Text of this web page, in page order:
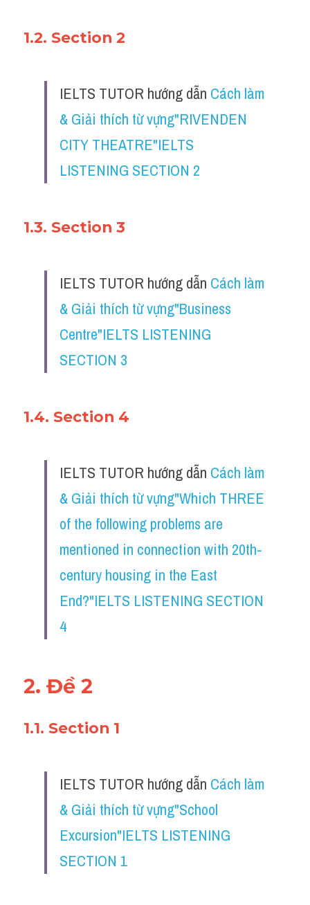
1.2. Section 2
IELTS TUTOR hướng dẫn Cách làm
& Giải thích từ vựng"RIVENDEN
CITY THEATRE"IELTS
LISTENING SECTION 2
1.3. Section 3
IELTS TUTOR hướng dẫn Cách làm
& Giải thích từ vựng"Business
Centre"IELTS LISTENING
SECTION 3
1.4. Section 4
IELTS TUTOR hướng dẫn Cách làm
& Giải thích từ vựng"Which THREE
of the following problems are
mentioned in connection with 20th-
century housing in the East
End?"IELTS LISTENING SECTION
4
2. Đề 2
1.1. Section 1
IELTS TUTOR hướng dẫn Cách làm
& Giải thích từ vựng"School
Excursion"IELTS LISTENING
SECTION 1